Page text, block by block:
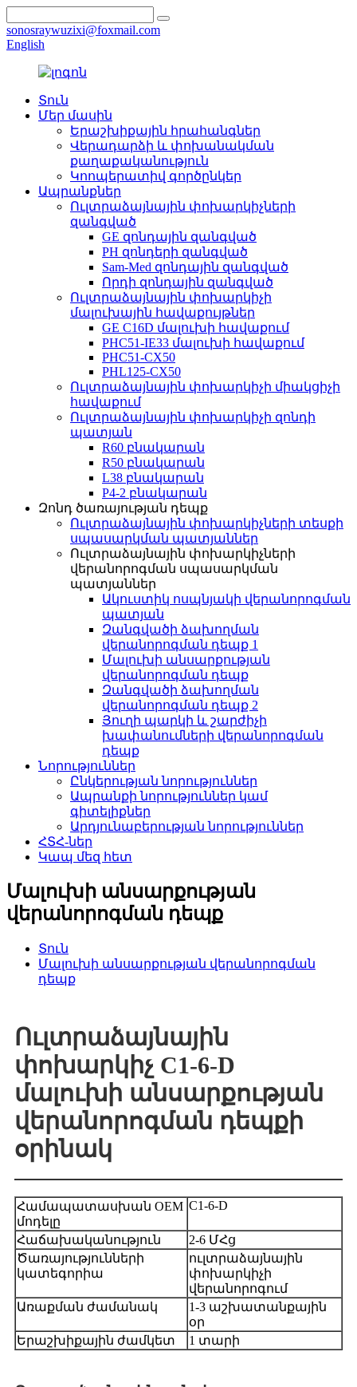
sonosraywuzixi@foxmail.com
English
Տուն
Մեր մասին
Երաշխիքային հրահանգներ
Վերադարձի և փոխանակման
քաղաքականություն
Կոոպերատիվ գործընկեր
Ապրանքներ
Ուլտրաձայնային փոխարկիչների
զանգված
GE զոնդային զանգված
PH զոնդերի զանգված
Sam-Med զոնդային զանգված
Որդի զոնդային զանգված
Ուլտրաձայնային փոխարկիչի
մալուխային հավաքույթներ
GE C16D մալուխի հավաքում
PHC51-IE33 մալուխի հավաքում
PHC51-CX50
PHL125-CX50
Ուլտրաձայնային փոխարկիչի միակցիչի
հավաքում
Ուլտրաձայնային փոխարկիչի զոնդի
պատյան
R60 բնակարան
R50 բնակարան
L38 բնակարան
P4-2 բնակարան
Զոնդ ծառայության դեպք
Ուլտրաձայնային փոխարկիչների տեսքի
սպասարկման պատյաններ
Ուլտրաձայնային փոխարկիչների
վերանորոգման սպասարկման
պատյաններ
Ակուստիկ ոսպնյակի վերանորոգման
պատյան
Զանգվածի ձախողման
վերանորոգման դեպք 1
Մալուխի անսարքության
վերանորոգման դեպք
Զանգվածի ձախողման
վերանորոգման դեպք 2
Յուղի պարկի և շարժիչի
խափանումների վերանորոգման
դեպք
Նորություններ
Ընկերության նորություններ
Ապրանքի նորություններ կամ
գիտելիքներ
Արդյունաբերության նորություններ
ՀՏՀ-ներ
Կապ մեզ հետ
Մալուխի անսարքության
վերանորոգման դեպք
Տուն
Մալուխի անսարքության վերանորոգման
դեպք
Ուլտրաձայնային
փոխարկիչ C1-6-D
մալուխի անսարքության
վերանորոգման դեպքի
օրինակ
Համապատասխան OEM
մոդելը
C1-6-D
Հաճախականություն
2-6 ՄՀց
Ծառայությունների
կատեգորիա
ուլտրաձայնային
փոխարկիչի
վերանորոգում
Առաքման ժամանակ
1-3 աշխատանքային
օր
Երաշխիքային ժամկետ
1 տարի